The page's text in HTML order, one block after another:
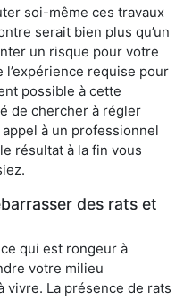
soi-même ces travaux
serait bien plus qu’un
un risque pour votre
l’expérience requise pour
possible à cette
de chercher à régler
à un professionnel
résultat à la fin vous
des rats et
ce qui est rongeur à
votre milieu
vivre. La présence de rats